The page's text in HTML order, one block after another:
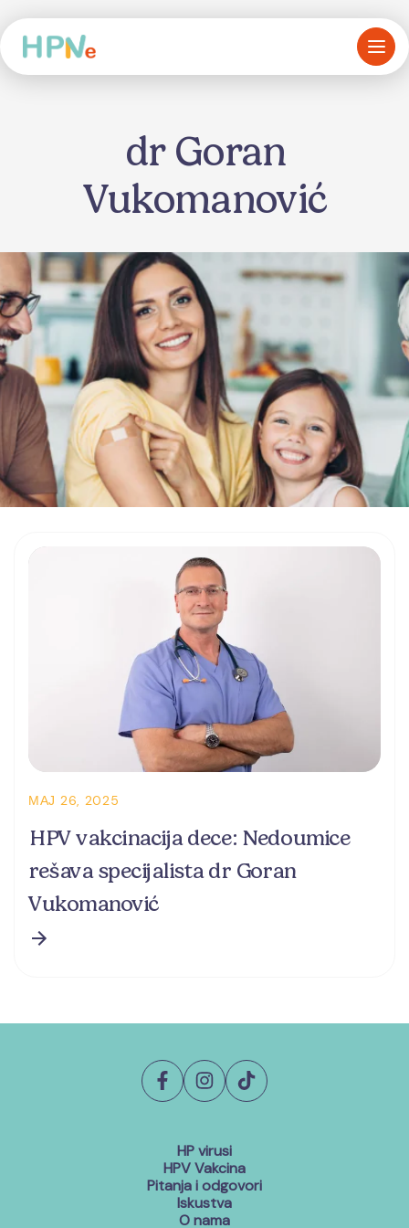
dr Goran
Vukomanović
МАЈ 26, 2025
HPV vakcinacija dece: Nedoumice
rešava specijalista dr Goran
Vukomanović
HP virusi
HPV Vakcina
Pitanja i odgovori
Iskustva
O nama